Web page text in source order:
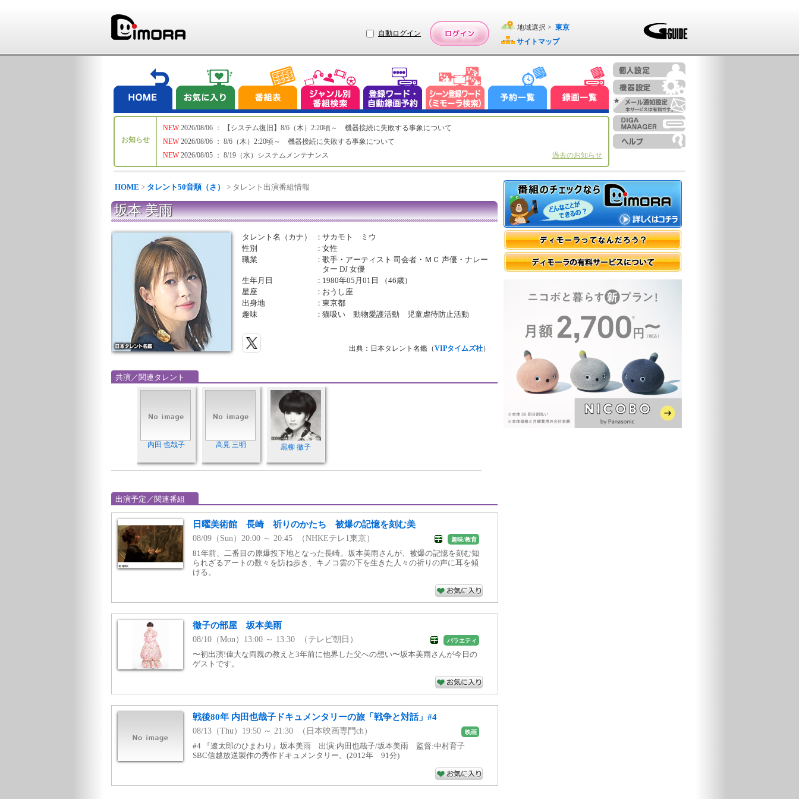
自動ログイン
地域選択 > 東京
サイトマップ
お知らせ
NEW
NEW
NEW
2026/08/06 ： 【システム復旧】8/6（木）2:20頃～ 機器接続に失敗する事象について
2026/08/06 ： 8/6（木）2:20頃～ 機器接続に失敗する事象について
2026/08/05 ： 8/19（水）システムメンテナンス
過去のお知らせ
HOME > タレント50音順（さ） > タレント出演番組情報
坂本 美雨
タレント名（カナ） ：サカモト ミウ
性別
：女性
職業
：歌手・アーティスト 司会者・ＭＣ 声優・ナレー
ター DJ 女優
生年月日
： 1980年05月01日 （46歳）
星座
： おうし座
出身地
：東京都
趣味
：猫吸い 動物愛護活動 児童虐待防止活動
出典：日本タレント名鑑（VIPタイムズ社）
共演／関連タレント
内田 也哉子 高見 三明 黒柳 徹子
出演予定／関連番組
日曜美術館 長崎 祈りのかたち 被爆の記憶を刻む美
08/09（Sun）20:00 ～ 20:45 （NHKEテレ1東京） 趣味/教育
81年前、二番目の原爆投下地となった長崎。坂本美雨さんが、被爆の記憶を刻む知
られざるアートの数々を訪ね歩き、キノコ雲の下を生きた人々の祈りの声に耳を傾
ける。
徹子の部屋 坂本美雨
08/10（Mon）13:00 ～ 13:30 （テレビ朝日） バラエティ
〜初出演!偉大な両親の教えと3年前に他界した父への想い〜坂本美雨さんが今日の
ゲストです。
戦後80年 内田也哉子ドキュメンタリーの旅「戦争と対話」#4
08/13（Thu）19:50 ～ 21:30 （日本映画専門ch） 映画
#4 『遼太郎のひまわり』坂本美雨 出演:内田也哉子/坂本美雨 監督:中村育子
SBC信越放送製作の秀作ドキュメンタリー。(2012年 91分)